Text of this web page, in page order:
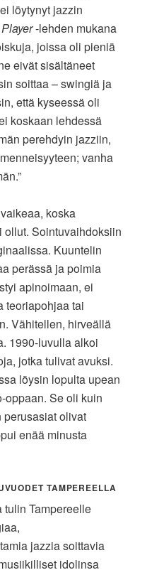
löytynyt jazzin
-lehden mukana
joissa oli pieniä
eivät sisältäneet
soittaa – swingiä ja
että kyseessä oli
koskaan lehdessä
perehdyin jazziin,
vanha
koska
ollut. Sointuvaihdoksiin
Kuuntelin
perässä ja poimia
apinoimaan, ei
teoriapohjaa tai
Vähitellen, hirveällä
1990-luvulla alkoi
jotka tulivat avuksi.
löysin lopulta upean
oppaan. Se oli kuin
olivat
enää minusta
TAMPEREELLA
tulin Tampereelle
jazzia soittavia
idolinsa